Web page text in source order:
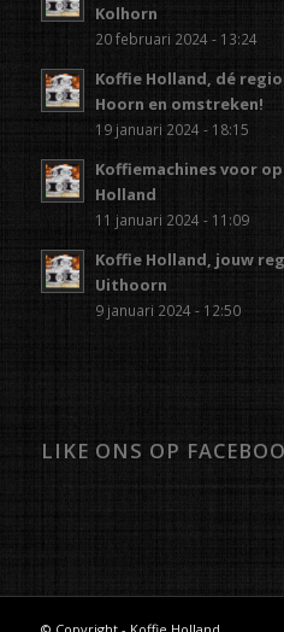
Kolhorn
20 februari 2024 - 13:24
Koffie Holland, dé
Hoorn en omstreken!
19 januari 2024 - 18:15
Koffiemachines voor
Holland
11 januari 2024 - 11:09
Koffie Holland, jouw
Uithoorn
9 januari 2024 - 12:50
LIKE ONS OP